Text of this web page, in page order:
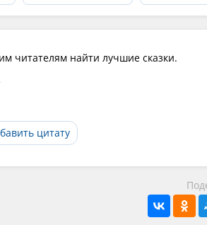
читателям найти лучшие сказки.
цитату